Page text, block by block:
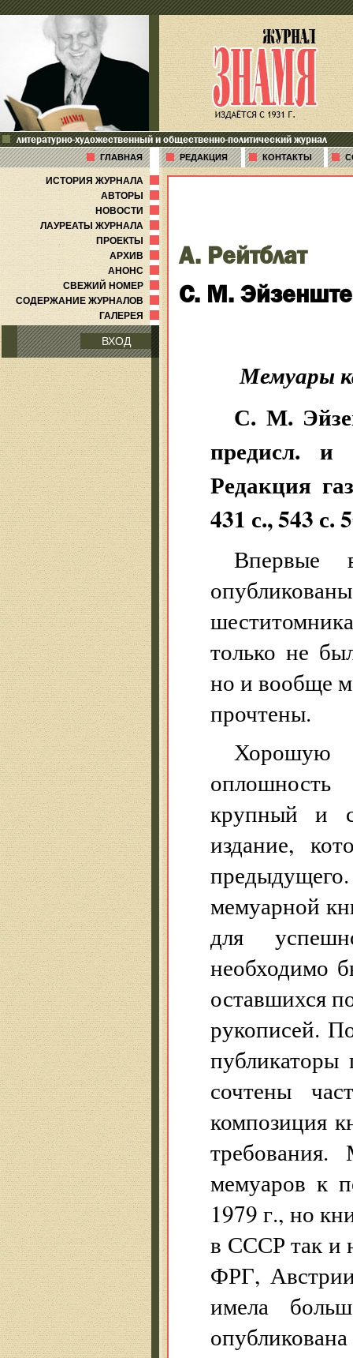
литературно-художественный и общественно-политический журнал
ГЛАВНАЯ РЕДАКЦИЯ КОНТАКТЫ
ИСТОРИЯ ЖУРНАЛА
АВТОРЫ
НОВОСТИ
ЛАУРЕАТЫ ЖУРНАЛА
ПРОЕКТЫ
АРХИВ
АНОНС
СВЕЖИЙ НОМЕР
СОДЕРЖАНИЕ ЖУРНАЛОВ
ГАЛЕРЕЯ
ВХОД
А. Рейтблат
С. М.
Мемуары
С. М.
предисл.
Редакция
431 с., 543 с.
Впервые
только не
но и вообще
прочтены.
Хорошую
крупный и
издание,
мемуарной
для
необходимо
оставшихся
рукописей.
публикаторы
сочтены
композиция
требования.
мемуаров к
1979 г., но
в СССР так и
ФРГ,
имела